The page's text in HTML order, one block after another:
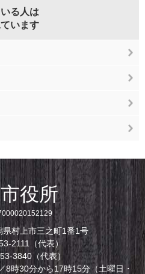
る人は
います
役所
村上市三之町1番1号
2111（代表）
3840（代表）
8時30分から17時15分（土曜日・